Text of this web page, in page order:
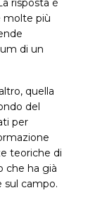
molte più
di un
quella
del
per
teoriche di
che ha già
campo.